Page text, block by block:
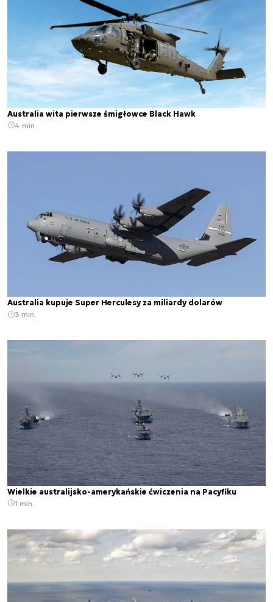
Australia wita pierwsze śmigłowce Black Hawk
4 min.
Australia kupuje Super Herculesy za miliardy dolarów
3 min.
Wielkie australijsko-amerykańskie ćwiczenia na Pacyfiku
1 min.